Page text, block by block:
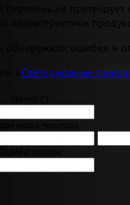
перечень не
характеристики
обнаружили ошибки и
Светодиодные